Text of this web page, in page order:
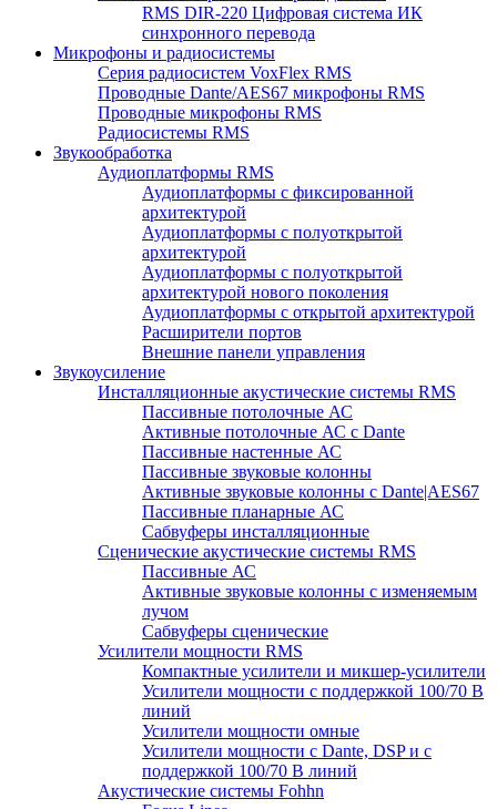
RMS DIR-220 Цифровая система ИК
синхронного перевода
Микрофоны и радиосистемы
Серия радиосистем VoxFlex RMS
Проводные Dante/AES67 микрофоны RMS
Проводные микрофоны RMS
Радиосистемы RMS
Звукообработка
Аудиоплатформы RMS
Аудиоплатформы с фиксированной
архитектурой
Аудиоплатформы с полуоткрытой
архитектурой
Аудиоплатформы с полуоткрытой
архитектурой нового поколения
Аудиоплатформы с открытой архитектурой
Расширители портов
Внешние панели управления
Звукоусиление
Инсталляционные акустические системы RMS
Пассивные потолочные АС
Активные потолочные АС с Dante
Пассивные настенные АС
Пассивные звуковые колонны
Активные звуковые колонны с Dante|AES67
Пассивные планарные АС
Сабвуферы инсталляционные
Сценические акустические системы RMS
Пассивные АС
Активные звуковые колонны с изменяемым
лучом
Сабвуферы сценические
Усилители мощности RMS
Компактные усилители и микшер-усилители
Усилители мощности с поддержкой 100/70 В
линий
Усилители мощности омные
Усилители мощности с Dante, DSP и с
поддержкой 100/70 В линий
Акустические системы Fohhn